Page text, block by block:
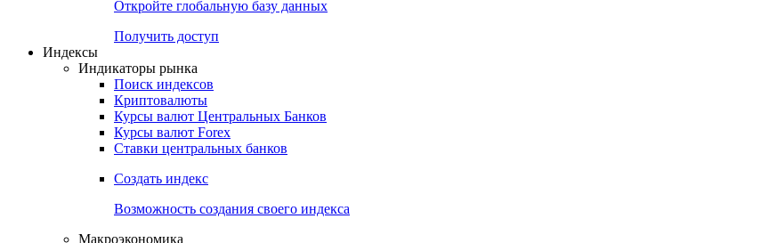
Попробуйте7-дневный
Получить доступ
Индикаторы рынка
Поиск индексов
Криптовалюты
Курсы валют Центральных Банков
Курсы валют Forex
Ставки центральных банков
Создать индекс